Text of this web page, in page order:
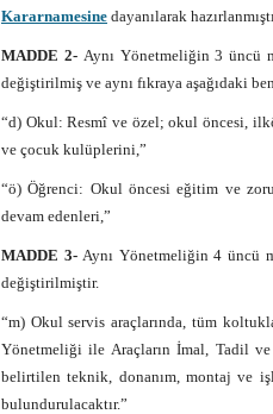
Kararnamesine dayanılarak
MADDE 2-Aynı Yönetmeliğin 3 üncü
değiştirilmiş ve aynı fıkraya aşağıdaki
“d) Okul: Resmî ve özel; okul öncesi,
ve çocuk kulüplerini,”
“ö) Öğrenci: Okul öncesi eğitim ve
devam edenleri,”
MADDE 3-Aynı Yönetmeliğin 4 üncü
değiştirilmiştir.
“m) Okul servis araçlarında, tüm
Yönetmeliği ile Araçların İmal, Tadil
belirtilen teknik, donanım, montaj ve
bulundurulacaktır.”